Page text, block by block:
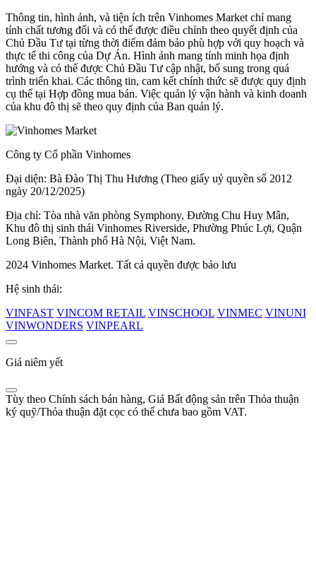
Thông tin, hình ảnh, và tiện ích trên Vinhomes Market chỉ mang
tính chất tương đối và có thể được điều chỉnh theo quyết định của
Chủ Đầu Tư tại từng thời điểm đảm bảo phù hợp với quy hoạch và
thực tế thi công của Dự Án. Hình ảnh mang tính minh họa định
hướng và có thể được Chủ Đầu Tư cập nhật, bổ sung trong quá
trình triển khai. Các thông tin, cam kết chính thức sẽ được quy định
cụ thể tại Hợp đồng mua bán. Việc quản lý vận hành và kinh doanh
của khu đô thị sẽ theo quy định của Ban quản lý.
Công ty Cổ phần Vinhomes
Đại diện: Bà Đào Thị Thu Hương (Theo giấy uỷ quyền số 2012
ngày 20/12/2025)
Địa chỉ: Tòa nhà văn phòng Symphony, Đường Chu Huy Mân,
Khu đô thị sinh thái Vinhomes Riverside, Phường Phúc Lợi, Quận
Long Biên, Thành phố Hà Nội, Việt Nam.
2024 Vinhomes Market. Tất cả quyền được bảo lưu
Hệ sinh thái:
VINFAST VINCOM RETAIL VINSCHOOL VINMEC VINUNI
VINWONDERS VINPEARL
Giá niêm yết
Tùy theo Chính sách bán hàng, Giá Bất động sản trên Thỏa thuận
ký quỹ/Thỏa thuận đặt cọc có thể chưa bao gồm VAT.